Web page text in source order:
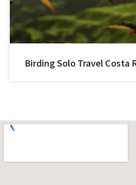
Birding Solo Travel Costa